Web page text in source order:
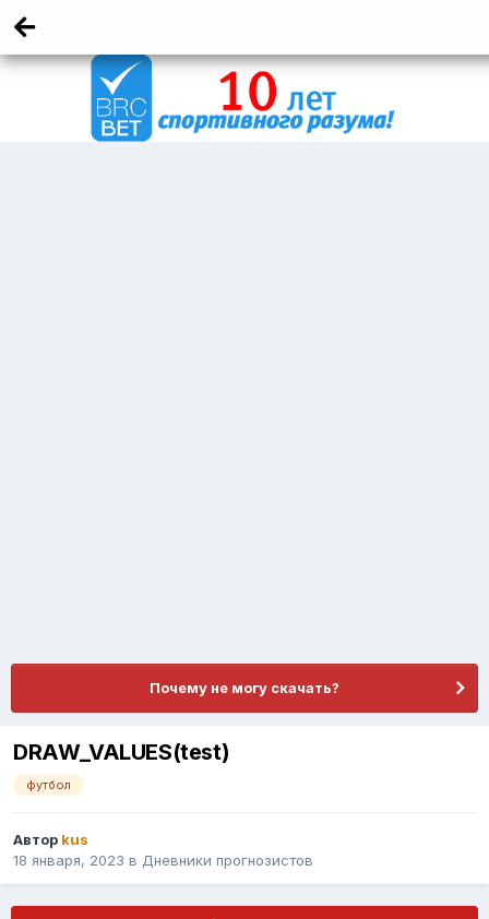
Почему не могу скачать?
DRAW_VALUES(test)
футбол
Автор kus
18 января, 2023 в Дневники прогнозистов